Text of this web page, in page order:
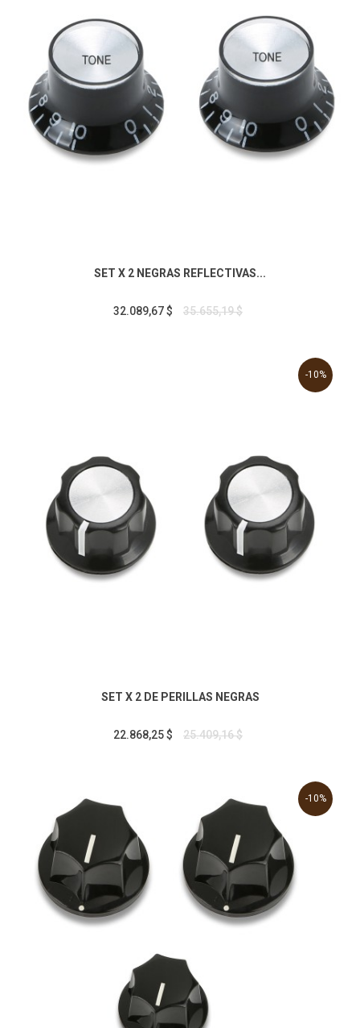
SET X 2 NEGRAS REFLECTIVAS...
32.089,67 $ 35.655,19 $
SET X 2 DE PERILLAS NEGRAS
22.868,25 $ 25.409,16 $
-10%
-10%